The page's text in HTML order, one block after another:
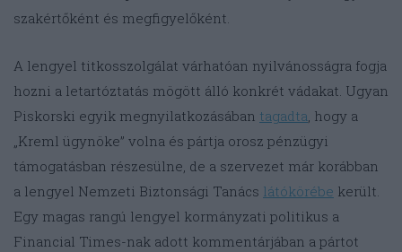
szakértőként és megfigyelőként.
A lengyel titkosszolgálat várhatóan nyilvánosságra fogja
hozni a letartóztatás mögött álló konkrét vádakat. Ugyan
Piskorski egyik megnyilatkozásában tagadta, hogy a
„Kreml ügynöke” volna és pártja orosz pénzügyi
támogatásban részesülne, de a szervezet már korábban
a lengyel Nemzeti Biztonsági Tanács látókörébe került.
Egy magas rangú lengyel kormányzati politikus a
Financial Times-nak adott kommentárjában a pártot